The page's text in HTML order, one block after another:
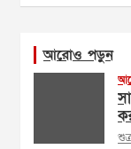
আরোও পড়ুন